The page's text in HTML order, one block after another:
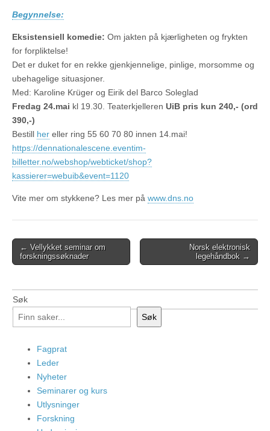
Begynnelse:
Eksistensiell komedie: Om jakten på kjærligheten og frykten
for forpliktelse!
Det er duket for en rekke gjenkjennelige, pinlige, morsomme og
ubehagelige situasjoner.
Med: Karoline Krüger og Eirik del Barco Soleglad
Fredag 24.mai kl 19.30. Teaterkjelleren UiB pris kun 240,- (ord
390,-)
Bestill her eller ring 55 60 70 80 innen 14.mai!
https://dennationalescene.eventim-
billetter.no/webshop/webticket/shop?
kassierer=webuib&event=1120
Vite mer om stykkene? Les mer på www.dns.no
Post
navigation
← Vellykket seminar om
forskningssøknader
Norsk elektronisk
legehåndbok →
Søk
Søk
Fagprat
Leder
Nyheter
Seminarer og kurs
Utlysninger
Forskning